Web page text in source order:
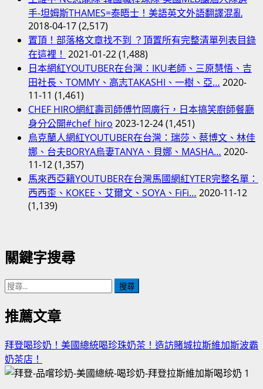
手-坦姆斯THAMES=泰晤士！美語英文外語翻譯混亂
2018-04-17(2,517)
置頂！部落格文章找不到 ？頂置所有完整清單列表目錄
在這裡！ 2021-01-22(1,488)
日本網紅YOUTUBER在台灣：IKU老師、三原慧悟、吉
田社長、TOMMY、高志TAKASHI、一樹、亞… 2020-
11-11 (1,461)
CHEF HIRO網紅壽司師傅竹岡廣行，日本搞笑廚師餐廳
身分公開#chef_hiro 2023-12-24(1,451)
烏克蘭人網紅YOUTUBER在台灣：瑞莎、蔡博文、林佳
娜、台夫BORYA烏妻TANYA、貝娜、MASHA… 2020-
11-12(1,357)
馬來西亞籍YOUTUBER在台灣馬國網紅YTER完整名單：
西西歪、KOKEE、艾爾文、SOYA、FiFi… 2020-11-12
(1,139)
關鍵字搜尋
搜
關
字:
推薦文章
拜登喝珍奶！美國總統喝珍珠奶茶！造訪賭城拉斯維加斯波霸
奶茶店！
1